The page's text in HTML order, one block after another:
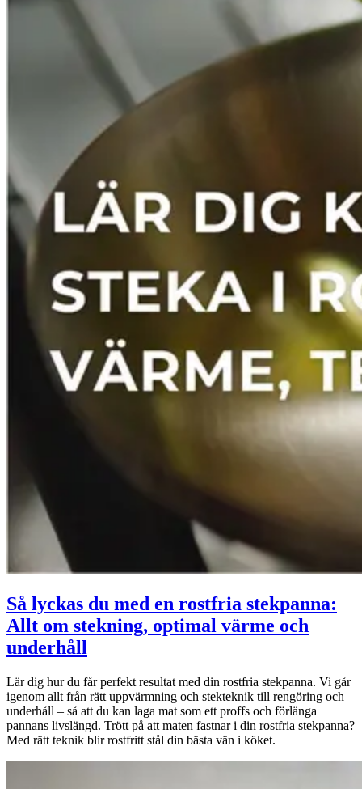
Så lyckas du med en rostfria stekpanna:
Allt om stekning, optimal värme och
underhåll
Lär dig hur du får perfekt resultat med din rostfria stekpanna. Vi går
igenom allt från rätt uppvärmning och stekteknik till rengöring och
underhåll – så att du kan laga mat som ett proffs och förlänga
pannans livslängd. Trött på att maten fastnar i din rostfria stekpanna?
Med rätt teknik blir rostfritt stål din bästa vän i köket.